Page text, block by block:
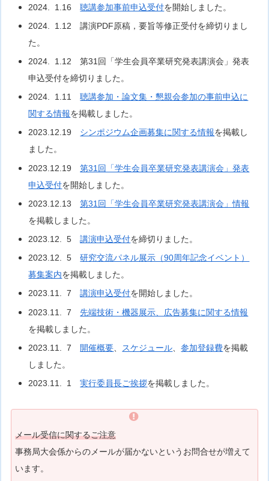
2024. 1.16聴講参加事前申込受付を開始しました。
2024. 1.12 講演PDF原稿，要旨等修正受付を締切りまし
た。
2024. 1.12 第31回「学生会員卒業研究発表講演会」発表
申込受付を締切りました。
2024. 1.11聴講参加・論文集・懇親会参加の事前申込に
関する情報を掲載しました。
2023.12.19 シンポジウム企画募集に関する情報を掲載し
ました。
2023.12.19第31回「学生会員卒業研究発表講演会」発表
申込受付を開始しました。
2023.12.13第31回「学生会員卒業研究発表講演会」情報
を掲載しました。
2023.12. 5講演申込受付を締切りました。
2023.12. 5研究交流パネル展示（90周年記念イベント）
募集案内を掲載しました。
2023.11. 7講演申込受付を開始しました。
2023.11. 7先端技術・機器展示、広告募集に関する情報
を掲載しました。
2023.11. 7 開催概要 スケジュール 、参加登録費を掲載
しました。
2023.11. 1実行委員長ご挨拶を掲載しました。
メール受信に関するご注意
事務局大会係からのメールが届かないというお問合せが増えて
います。